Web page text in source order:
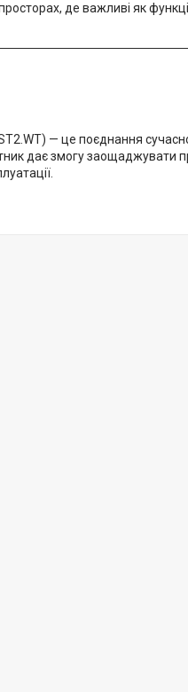
де важливі як
— це поєднання
дає змогу заощаджувати